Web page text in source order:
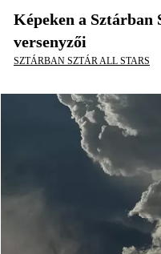
Képeken a Sztárban
versenyzői
SZTÁRBAN SZTÁR ALL STARS